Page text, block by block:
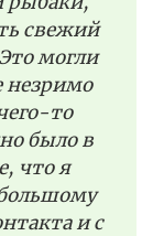
свежий
могли
незримо
то
было в
что я
и с